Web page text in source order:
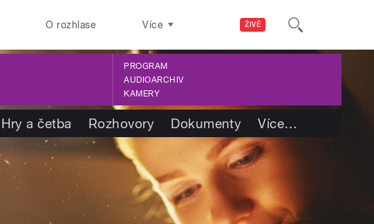
ŽIVĚ
O rozhlase Více
PROGRAM
AUDIOARCHIV
KAMERY
Hry a četba Rozhovory Dokumenty Více…